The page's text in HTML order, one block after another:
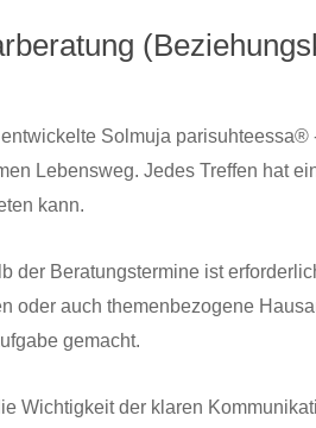
entwickelte Solmuja parisuhteessa®
Lebensweg. Jedes Treffen hat
kann.
der Beratungstermine ist
oder auch themenbezogene
gemacht.
Wichtigkeit der klaren